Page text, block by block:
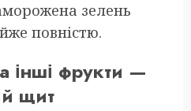
зелень
повністю.
інші фрукти —
щит